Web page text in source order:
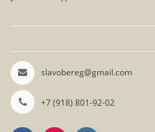
slavobereg@gmail.com
+7 (918) 801-92-02